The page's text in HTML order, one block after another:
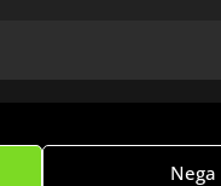
Nega